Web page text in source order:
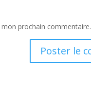
prochain commentaire.